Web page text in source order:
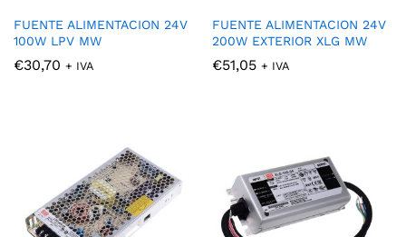
FUENTE ALIMENTACION 24V
100W LPV MW
€30,70 + IVA
FUENTE ALIMENTACION 24V
200W EXTERIOR XLG MW
€51,05 + IVA